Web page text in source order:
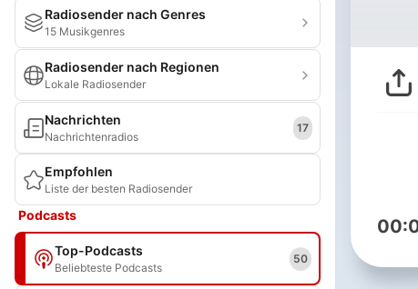
Radiosender nach Genres
15 Musikgenres
Radiosender nach Regionen
Lokale Radiosender
Nachrichten
Nachrichtenradios
17
Empfohlen
Liste der besten Radiosender
Podcasts
Top-Podcasts
Beliebteste Podcasts
50